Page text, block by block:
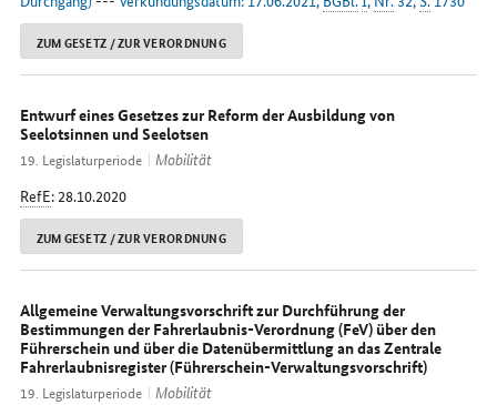
ZUM GESETZ / ZUR VERORDNUNG
Entwurf eines Gesetzes zur Reform der Ausbildung von
Seelotsinnen und Seelotsen
19. Legislaturperiode
Mobilität
RefE: 28.10.2020
ZUM GESETZ / ZUR VERORDNUNG
Allgemeine Verwaltungsvorschrift zur Durchführung der
Bestimmungen der Fahrerlaubnis-Verordnung (FeV) über den
Führerschein und über die Datenübermittlung an das Zentrale
Fahrerlaubnisregister (Führerschein-Verwaltungsvorschrift)
19. Legislaturperiode
Mobilität